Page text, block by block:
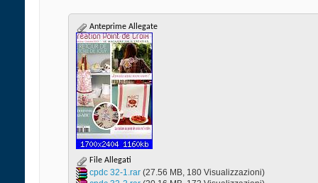
Anteprime Allegate
File Allegati
cpdc 32-1.rar‎ (27.56 MB, 180 Visualizzazioni)